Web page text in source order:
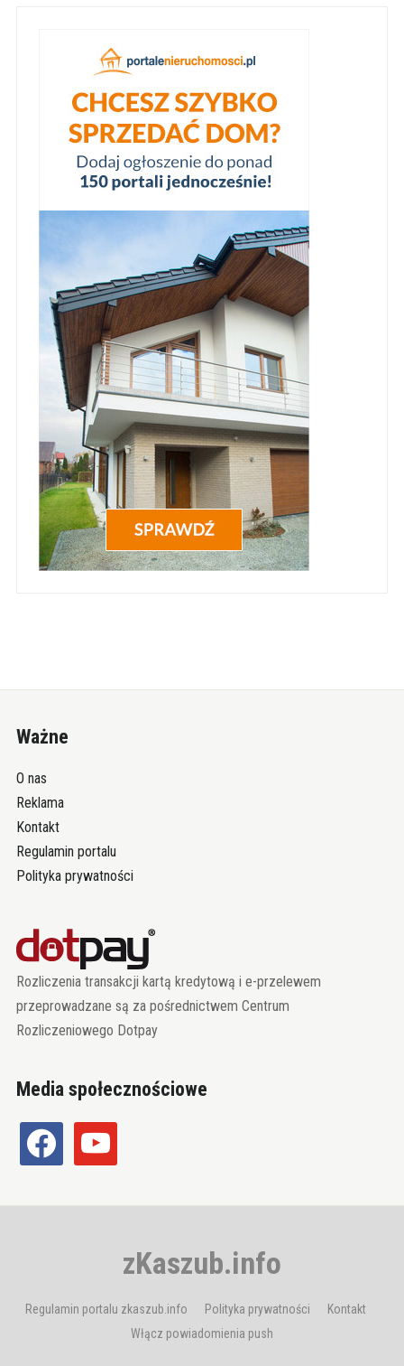
Ważne
O nas
Reklama
Kontakt
Regulamin portalu
Polityka prywatności
Rozliczenia transakcji kartą kredytową i e-przelewem
przeprowadzane są za pośrednictwem Centrum
Rozliczeniowego Dotpay
Media społecznościowe
facebook youtube
zKaszub.info
Regulamin portalu zkaszub.info Polityka prywatności
Kontakt
Włącz powiadomienia push